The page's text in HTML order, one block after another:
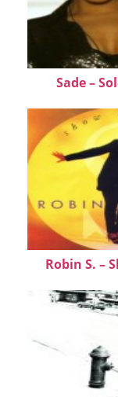
Sade –
Robin S. –